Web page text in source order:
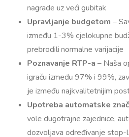
nagrade uz veći gubitak
Upravljanje budgetom –
između 1-3% cjelokupne
prebrodili normalne varijacije
Poznavanje RTP-a – Naša
igraču između 97% i 99%,
je između najkvalitetnijim
Upotreba automatske
vole dugotrajne zajednice,
dozvoljava određivanje